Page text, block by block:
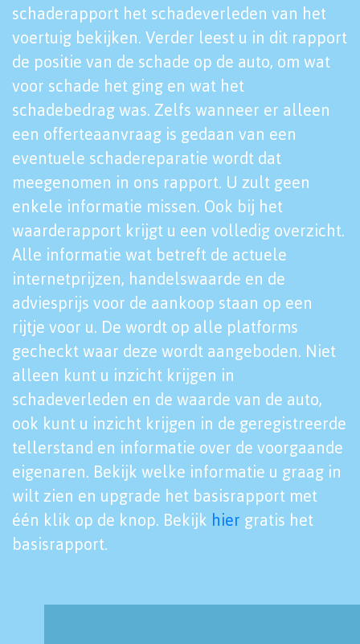
schaderapport het schadeverleden van het
voertuig bekijken. Verder leest u in dit rapport
de positie van de schade op de auto, om wat
voor schade het ging en wat het
schadebedrag was. Zelfs wanneer er alleen
een offerteaanvraag is gedaan van een
eventuele schadereparatie wordt dat
meegenomen in ons rapport. U zult geen
enkele informatie missen. Ook bij het
waarderapport krijgt u een volledig overzicht.
Alle informatie wat betreft de actuele
internetprijzen, handelswaarde en de
adviesprijs voor de aankoop staan op een
rijtje voor u. De wordt op alle platforms
gecheckt waar deze wordt aangeboden. Niet
alleen kunt u inzicht krijgen in
schadeverleden en de waarde van de auto,
ook kunt u inzicht krijgen in de geregistreerde
tellerstand en informatie over de voorgaande
eigenaren. Bekijk welke informatie u graag in
wilt zien en upgrade het basisrapport met
één klik op de knop. Bekijk hier gratis het
basisrapport.